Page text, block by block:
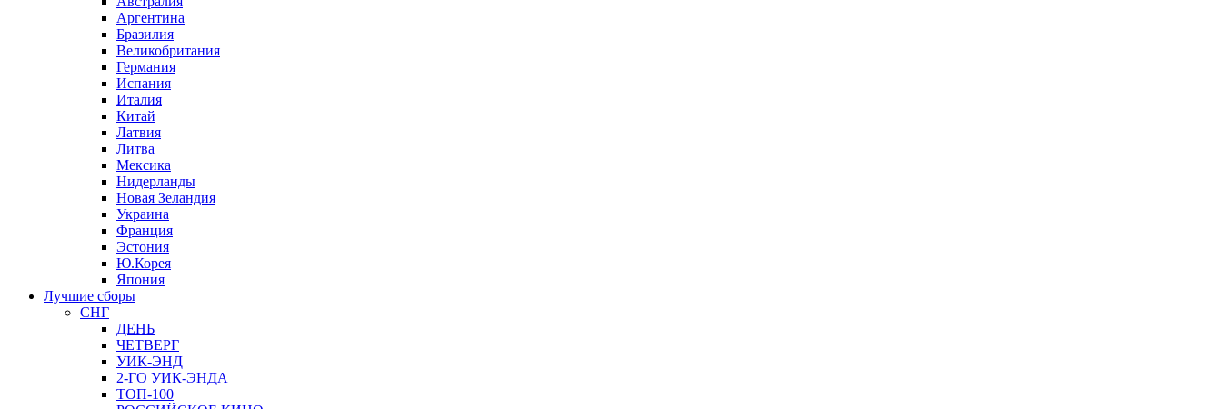
Аргентина
Бразилия
Великобритания
Германия
Испания
Италия
Китай
Латвия
Литва
Мексика
Нидерланды
Новая Зеландия
Украина
Франция
Эстония
Ю.Корея
Япония
Лучшие сборы
СНГ
ДЕНЬ
ЧЕТВЕРГ
УИК-ЭНД
2-ГО УИК-ЭНДА
ТОП-100